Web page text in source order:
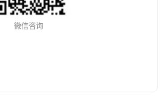
微信咨询